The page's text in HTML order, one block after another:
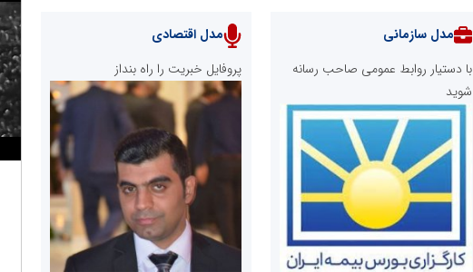
مدل سازمانی
با دستیار روابط عمومی صاحب رسانه
شوید
مدل اقتصادی
پروفایل خبریت را راه بنداز